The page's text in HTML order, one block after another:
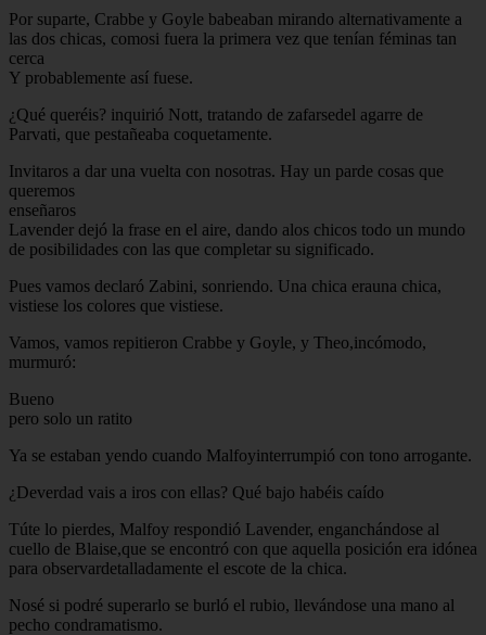
Por suparte, Crabbe y Goyle babeaban mirando alternativamente a
las dos chicas, comosi fuera la primera vez que tenían féminas tan
cerca
Y probablemente así fuese.
¿Qué queréis? inquirió Nott, tratando de zafarsedel agarre de
Parvati, que pestañeaba coquetamente.
Invitaros a dar una vuelta con nosotras. Hay un parde cosas que
queremos
enseñaros
Lavender dejó la frase en el aire, dando alos chicos todo un mundo
de posibilidades con las que completar su significado.
Pues vamos declaró Zabini, sonriendo. Una chica erauna chica,
vistiese los colores que vistiese.
Vamos, vamos repitieron Crabbe y Goyle, y Theo,incómodo,
murmuró:
Bueno
pero solo un ratito
Ya se estaban yendo cuando Malfoyinterrumpió con tono arrogante.
¿Deverdad vais a iros con ellas? Qué bajo habéis caído
Túte lo pierdes, Malfoy respondió Lavender, enganchándose al
cuello de Blaise,que se encontró con que aquella posición era idónea
para observardetalladamente el escote de la chica.
Nosé si podré superarlo se burló el rubio, llevándose una mano al
pecho condramatismo.